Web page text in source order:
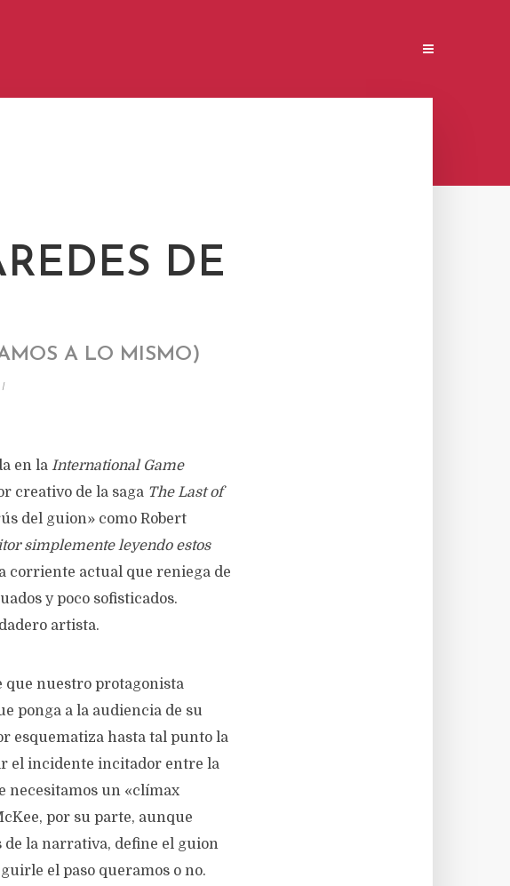
DE
A LO MISMO)
en la International Game
creativo de la saga The Last of
del guion» como Robert
simplemente leyendo estos
corriente actual que reniega de
y poco sofisticados.
artista.
que nuestro protagonista
ponga a la audiencia de su
esquematiza hasta tal punto la
el incidente incitador entre la
necesitamos un «clímax
por su parte, aunque
la narrativa, define el guion
el paso queramos o no.